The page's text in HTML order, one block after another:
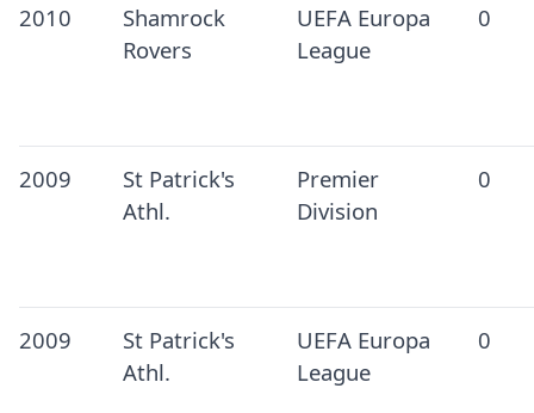
2010
Shamrock
Rovers
UEFA Europa
League
0
2009
St Patrick's
Athl.
Premier
Division
0
2009
St Patrick's
Athl.
UEFA Europa
League
0